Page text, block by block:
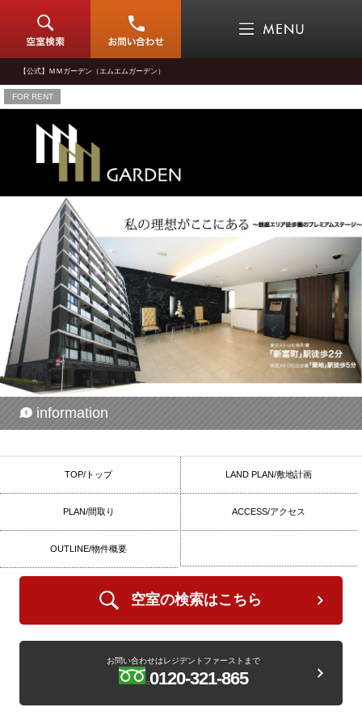
【公式】ＭＭガーデン（エムエムガーデン）
FOR RENT
information
TOP/トップ LAND PLAN/敷地計画
PLAN/間取り ACCESS/アクセス
OUTLINE/物件概要
空室の検索はこちら
お問い合わせはレジデントファーストまで
0120-321-865